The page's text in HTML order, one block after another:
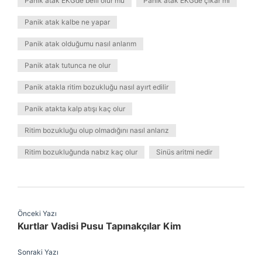
Panik atak kalbe ne yapar
Panik atak olduğumu nasıl anlarım
Panik atak tutunca ne olur
Panik atakla ritim bozukluğu nasıl ayırt edilir
Panik atakta kalp atışı kaç olur
Ritim bozukluğu olup olmadığını nasıl anlarız
Ritim bozukluğunda nabız kaç olur Sinüs aritmi nedir
Önceki Yazı
Kurtlar Vadisi Pusu Tapınakçılar Kim
Sonraki Yazı